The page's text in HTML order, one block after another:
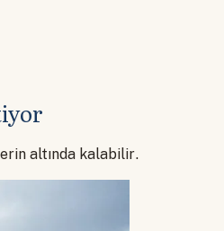
altında kalabilir.